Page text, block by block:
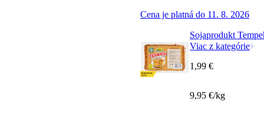
Cena je platná do 11. 8. 2026
Sojaprodukt
Viac z kategórie
1,99 €
9,95 €/kg